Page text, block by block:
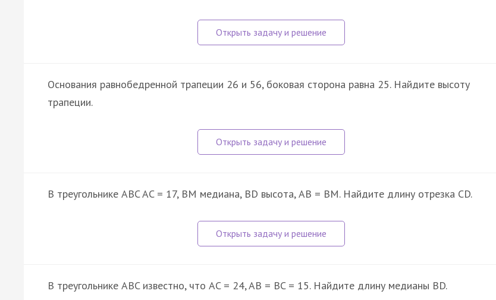
Основания равнобедренной трапеции 26 и 56, боковая сторона равна 25. Найдите высоту
трапеции.
В треугольнике ABC AC = 17, BM медиана, BD высота, AB = BM. Найдите длину отрезка CD.
В треугольнике ABC известно, что AC = 24, AB = BC = 15. Найдите длину медианы BD.